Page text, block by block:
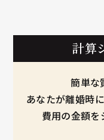
計算
簡単な
あなたが離婚時
費用の金額を